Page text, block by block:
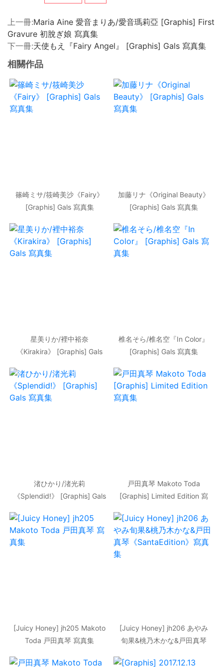
上一冊:Maria Aine 愛音まりあ/愛音瑪莉亞 [Graphis] First
Gravure 初脫ぎ娘 寫真集
下一冊:天使もえ『Fairy Angel』 [Graphis] Gals 寫真集
相關作品
篠崎ミサ/筱崎美沙《Fairy》
[Graphis] Gals 寫真集
加藤リナ《Original Beauty》
[Graphis] Gals 寫真集
星美りか/裡中裕奈
《Kirakira》 [Graphis] Gals
椎名そら/椎名空『In Color』
[Graphis] Gals 寫真集
渚ひかり/渚光莉
《Splendid!》 [Graphis] Gals
戸田真琴 Makoto Toda
[Graphis] Limited Edition 寫
[Juicy Honey] jh205 Makoto
Toda 戸田真琴 寫真集
[Juicy Honey] jh206 あやみ
旬果&桃乃木かな&戸田真琴